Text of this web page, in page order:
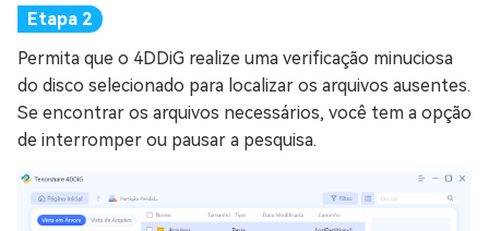
Permita que o 4DDiG realize uma verificação minuciosa
do disco selecionado para localizar os arquivos ausentes.
Se encontrar os arquivos necessários, você tem a opção
de interromper ou pausar a pesquisa.